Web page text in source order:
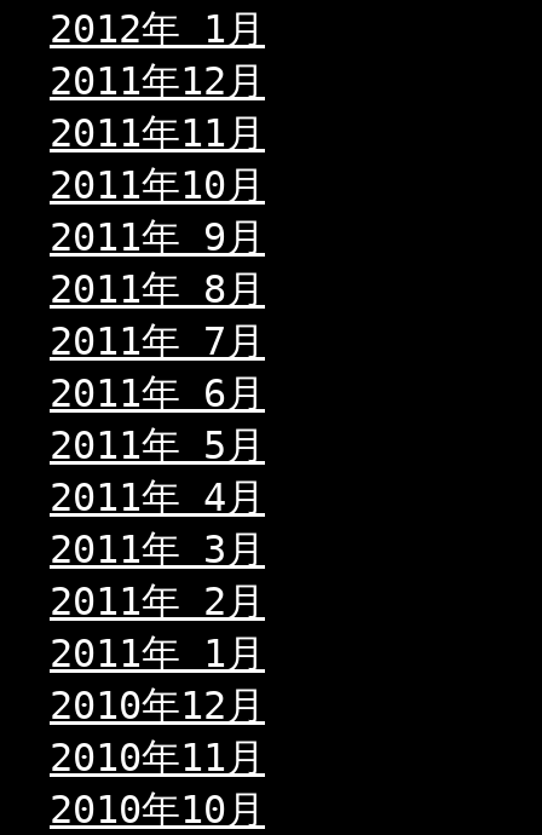
2012年 1月
2011年12月
2011年11月
2011年10月
2011年 9月
2011年 8月
2011年 7月
2011年 6月
2011年 5月
2011年 4月
2011年 3月
2011年 2月
2011年 1月
2010年12月
2010年11月
2010年10月